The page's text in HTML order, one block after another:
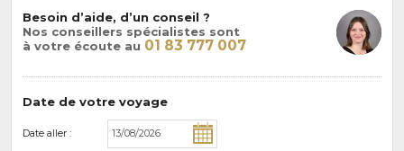
Besoin d’aide, d’un conseil ?
Nos conseillers spécialistes sont
à votre écoute au 01 83 777 007
Date de votre voyage
Date aller :